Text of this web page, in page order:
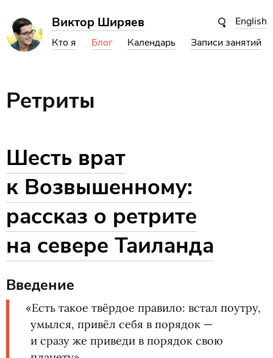
English
Виктор Ширяев
Кто я Блог Календарь Записи занятий
Ретриты
Шесть врат
к Возвышенному:
рассказ о ретрите
на севере Таиланда
Введение
«Есть такое твёрдое правило: встал поутру,
умылся, привёл себя в порядок —
и сразу же приведи в порядок свою